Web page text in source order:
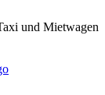
und Mietwagen